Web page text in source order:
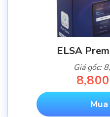
ELSA
Giá gốc: